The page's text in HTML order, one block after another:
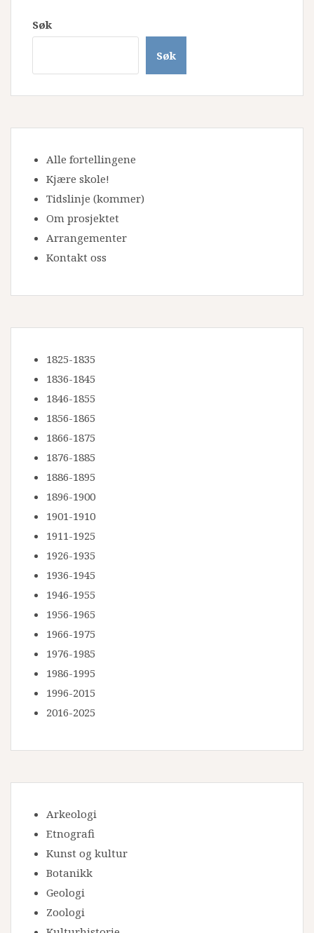
Søk
Søk
Alle fortellingene
Kjære skole!
Tidslinje (kommer)
Om prosjektet
Arrangementer
Kontakt oss
1825-1835
1836-1845
1846-1855
1856-1865
1866-1875
1876-1885
1886-1895
1896-1900
1901-1910
1911-1925
1926-1935
1936-1945
1946-1955
1956-1965
1966-1975
1976-1985
1986-1995
1996-2015
2016-2025
Arkeologi
Etnografi
Kunst og kultur
Botanikk
Geologi
Zoologi